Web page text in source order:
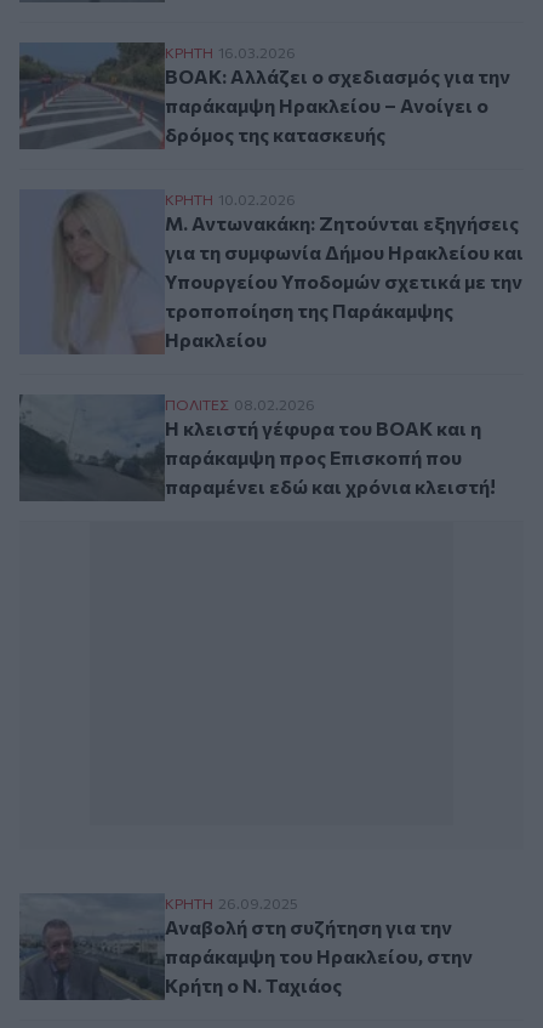
ΒΟΑΚ: Αλλάζει ο σχεδιασμός για την
ΚΡΗΤΗ 16.03.2026
ΒΟΑΚ: Αλλάζει ο σχεδιασμός για την
παράκαμψη Ηρακλείου – Ανοίγει ο
δρόμος της κατασκευής
Μ. Αντωνακάκη: Ζητούνται εξηγήσεις
ΚΡΗΤΗ 10.02.2026
Μ. Αντωνακάκη: Ζητούνται εξηγήσεις
για τη συμφωνία Δήμου Ηρακλείου και
Υπουργείου Υποδομών σχετικά με την
τροποποίηση της Παράκαμψης
Ηρακλείου
Η κλειστή γέφυρα του ΒΟΑΚ και η
ΠΟΛΙΤΕΣ 08.02.2026
Η κλειστή γέφυρα του ΒΟΑΚ και η
παράκαμψη προς Επισκοπή που
παραμένει εδώ και χρόνια κλειστή!
Αναβολή στη συζήτηση για την
ΚΡΗΤΗ 26.09.2025
Αναβολή στη συζήτηση για την
παράκαμψη του Ηρακλείου, στην
Κρήτη ο Ν. Ταχιάος